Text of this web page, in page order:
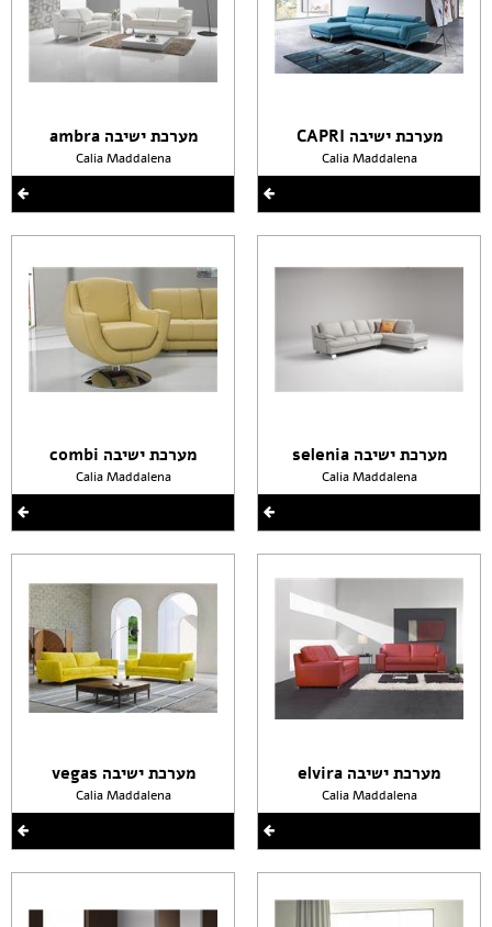
מערכת ישיבה CAPRI
Calia Maddalena
מערכת ישיבה selenia
Calia Maddalena
מערכת ישיבה elvira
Calia Maddalena
מערכת ישיבה ambra
Calia Maddalena
מערכת ישיבה combi
Calia Maddalena
מערכת ישיבה vegas
Calia Maddalena